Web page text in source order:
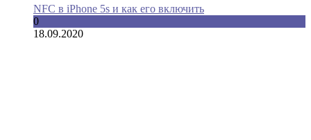
NFC в iPhone 5s и как его включить
0
18.09.2020